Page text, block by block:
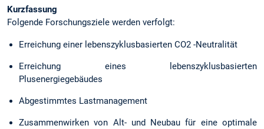
Kurzfassung
Folgende Forschungsziele werden verfolgt:
Erreichung einer lebenszyklusbasierten CO2 -Neutralität
Erreichung eines lebenszyklusbasierten
Plusenergiegebäudes
Abgestimmtes Lastmanagement
Zusammenwirken von Alt- und Neubau für eine optimale